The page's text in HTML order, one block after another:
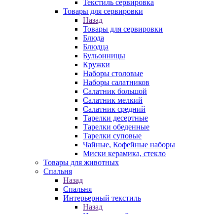
Текстиль сервировка
Товары для сервировки
Назад
Товары для сервировки
Блюда
Блюдца
Бульонницы
Кружки
Наборы столовые
Наборы салатников
Салатник большой
Салатник мелкий
Салатник средний
Тарелки десертные
Тарелки обеденные
Тарелки суповые
Чайные, Кофейные наборы
Миски керамика, стекло
Товары для животных
Спальня
Назад
Спальня
Интерьерный текстиль
Назад